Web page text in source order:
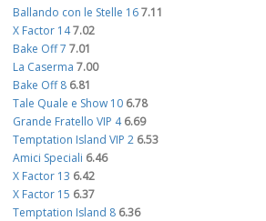
Ballando con le Stelle 167.11
X Factor 147.02
Bake Off 7 7.01
La Caserma 7.00
Bake Off 8 6.81
Tale Quale e Show 10 6.78
Grande Fratello VIP 4 6.69
Temptation Island VIP 2 6.53
Amici Speciali 6.46
X Factor 13 6.42
X Factor 15 6.37
Temptation Island 8 6.36